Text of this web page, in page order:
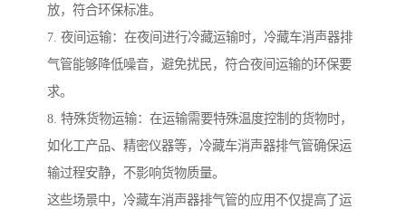
放，符合环保标准。
7. 夜间运输：在夜间进行冷藏运输时，冷藏车消声器排
气管能够降低噪音，避免扰民，符合夜间运输的环保要
求。
8. 特殊货物运输：在运输需要特殊温度控制的货物时，
如化工产品、精密仪器等，冷藏车消声器排气管确保运
输过程安静，不影响货物质量。
这些场景中，冷藏车消声器排气管的应用不仅提高了运